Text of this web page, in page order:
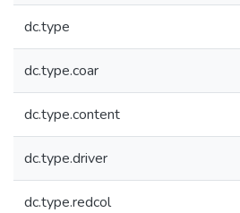
dc.type
dc.type.coar
dc.type.content
dc.type.driver
dc.type.redcol